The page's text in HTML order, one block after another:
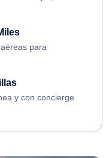
para
y con concierge